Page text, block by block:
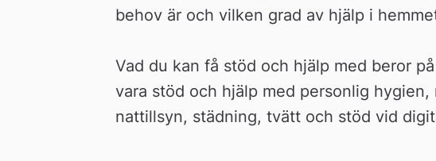
behov är och vilken grad av hjälp i
Vad du kan få stöd och hjälp med beror
vara stöd och hjälp med personlig
nattillsyn, städning, tvätt och stöd vid